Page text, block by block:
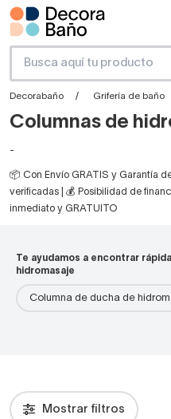
Decorabaño Grifería de baño
Columnas de
-
📦 Con Envío GRATIS y Garantía
verificadas | 💰 Posibilidad de
inmediato y GRATUITO
Te ayudamos a encontrar
hidromasaje
Columna de ducha de
Mostrar filtros